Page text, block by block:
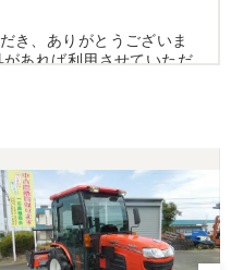
き、ありがとうございま
あれば利用させていただ
た。また、機会があれば